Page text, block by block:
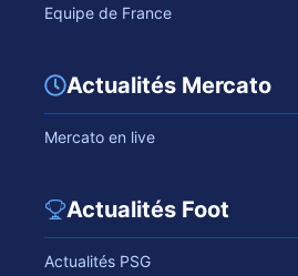
Equipe de France
Actualités Mercato
Mercato en live
Actualités Foot
Actualités PSG